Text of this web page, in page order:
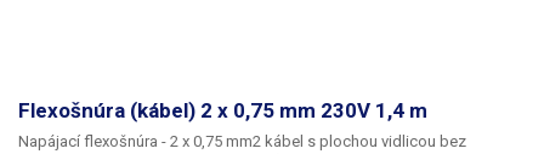
Flexošnúra (kábel) 2 x 0,75 mm 230V 1,4 m
Napájací flexošnúra - 2 x 0,75 mm2 kábel s plochou vidlicou bez